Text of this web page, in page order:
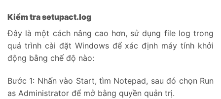
Kiểm tra setupact.log
Đây là một cách nâng cao hơn, sử dụng file log trong
quá trình cài đặt Windows để xác định máy tính khởi
động bằng chế độ nào:
Bước 1: Nhấn vào Start, tìm Notepad, sau đó chọn Run
as Administrator để mở bằng quyền quản trị.